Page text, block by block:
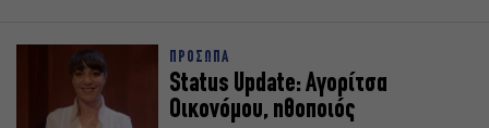
ΠΡΟΣΩΠΑ
Status Update: Αγορίτσα
Οικονόμου, ηθοποιός